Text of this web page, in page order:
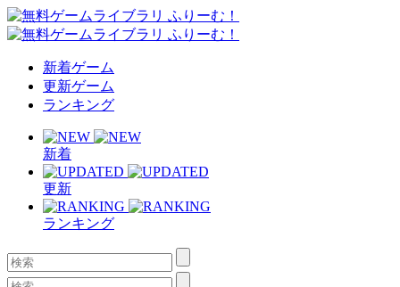
新着ゲーム
更新ゲーム
ランキング
新着
更新
ランキング